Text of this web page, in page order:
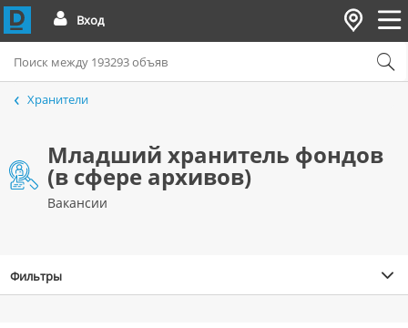
Вход
Хранители
Младший хранитель фондов
(в сфере архивов)
Вакансии
Фильтры